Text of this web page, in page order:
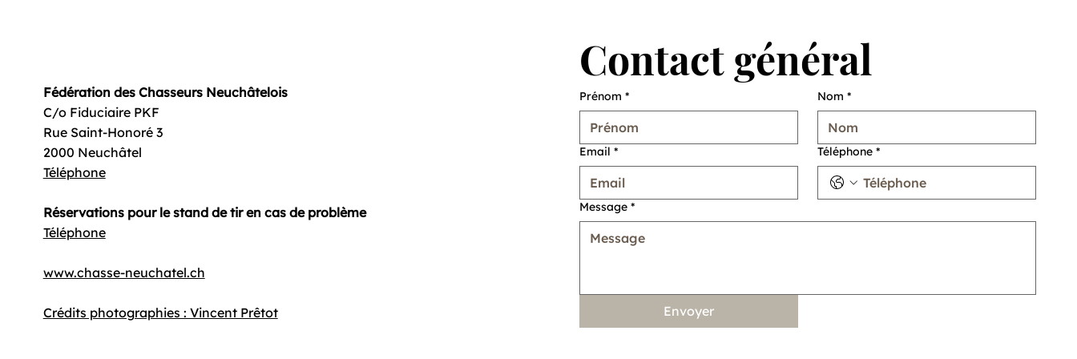
Fédération des Chasseurs Neuchâtelois
C/o Fiduciaire PKF
Rue Saint-Honoré 3
2000 Neuchâtel
Téléphone
Réservations pour le stand de tir en cas de problème
Téléphone
www.chasse-neuchatel.ch
Crédits photographies : Vincent Prêtot
Contact général
Prénom * Nom *
Email * Téléphone *
Message *
Envoyer